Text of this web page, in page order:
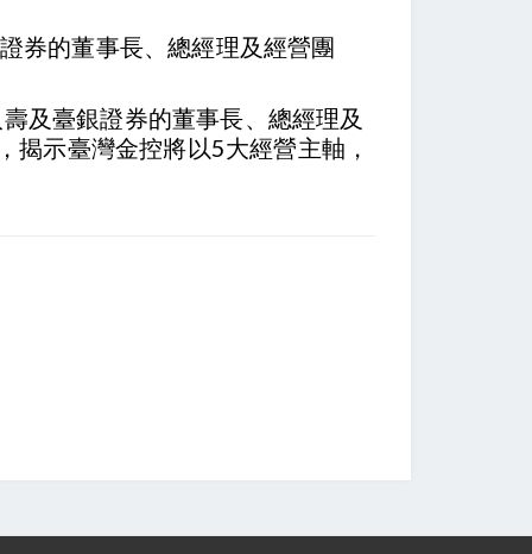
券的董事長、總經理及經營團
及臺銀證券的董事長、總經理及
示臺灣金控將以5大經營主軸，